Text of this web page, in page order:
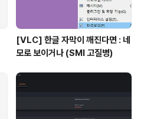
[VLC] 한글 자막이 깨진다면 : 네
모로 보이거나 (SMI 고질병)